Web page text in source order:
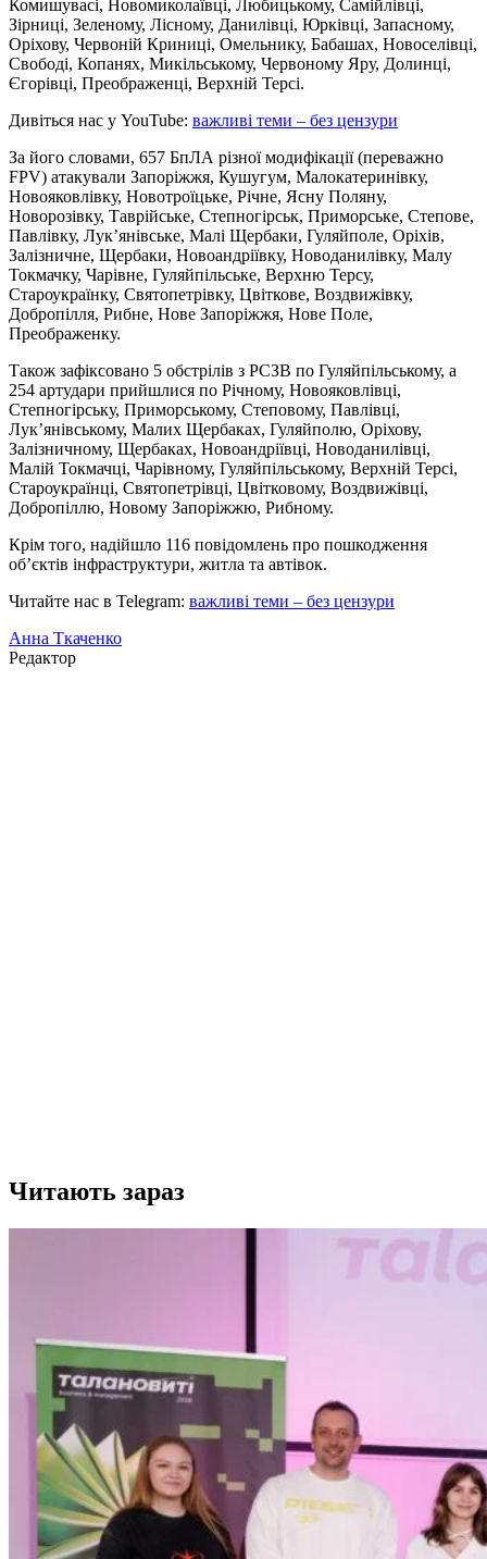
Комишувасі, Новомиколаївці, Любицькому, Самійлівці,
Зірниці, Зеленому, Лісному, Данилівці, Юрківці, Запасному,
Оріхову, Червоній Криниці, Омельнику, Бабашах, Новоселівці,
Свободі, Копанях, Микільському, Червоному Яру, Долинці,
Єгорівці, Преображенці, Верхній Терсі.
Дивіться нас у YouTube: важливі теми – без цензури
За його словами, 657 БпЛА різної модифікації (переважно
FPV) атакували Запоріжжя, Кушугум, Малокатеринівку,
Новояковлівку, Новотроїцьке, Річне, Ясну Поляну,
Новорозівку, Таврійське, Степногірськ, Приморське, Степове,
Павлівку, Лук’янівське, Малі Щербаки, Гуляйполе, Оріхів,
Залізничне, Щербаки, Новоандріївку, Новоданилівку, Малу
Токмачку, Чарівне, Гуляйпільське, Верхню Терсу,
Староукраїнку, Святопетрівку, Цвіткове, Воздвижівку,
Добропілля, Рибне, Нове Запоріжжя, Нове Поле,
Преображенку.
Також зафіксовано 5 обстрілів з РСЗВ по Гуляйпільському, а
254 артудари прийшлися по Річному, Новояковлівці,
Степногірську, Приморському, Степовому, Павлівці,
Лук’янівському, Малих Щербаках, Гуляйполю, Оріхову,
Залізничному, Щербаках, Новоандріївці, Новоданилівці,
Малій Токмачці, Чарівному, Гуляйпільському, Верхній Терсі,
Староукраїнці, Святопетрівці, Цвітковому, Воздвижівці,
Добропіллю, Новому Запоріжжю, Рибному.
Крім того, надійшло 116 повідомлень про пошкодження
об’єктів інфраструктури, житла та автівок.
Читайте нас в Telegram: важливі теми – без цензури
Анна Ткаченко
Редактор
Читають зараз